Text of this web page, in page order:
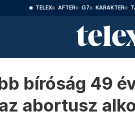
TELEX AFTER G7 KARAKTER
bíróság 49
abortusz